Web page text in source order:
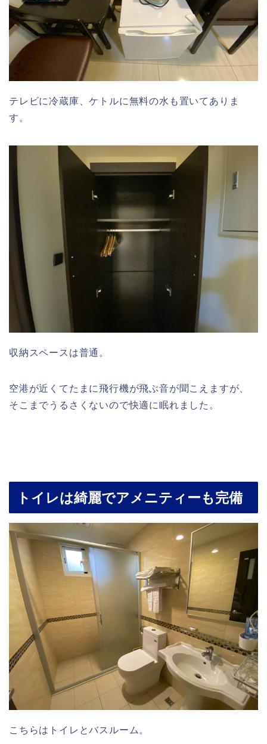
テレビに冷蔵庫、ケトルに無料の水も置いてありま
す。
収納スペースは普通。
空港が近くてたまに飛行機が飛ぶ音が聞こえますが、
そこまでうるさくないので快適に眠れました。
トイレは綺麗でアメニティーも完備
こちらはトイレとバスルーム。